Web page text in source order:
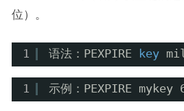
位）。
1 语法：PEXPIRE key
1 示例：PEXPIRE mykey